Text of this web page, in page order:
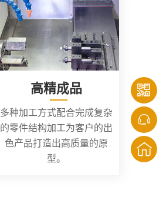
高精成品
多种加工方式配合完成复杂
的零件结构加工为客户的出
色产品打造出高质量的原
型。